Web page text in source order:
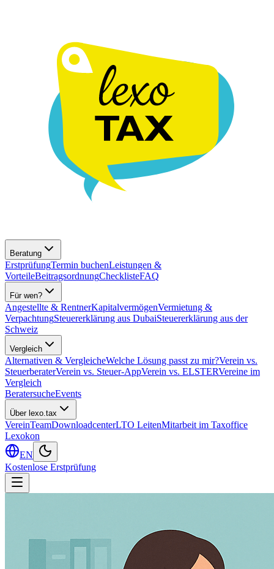
Beratung
ErstprüfungTermin buchenLeistungen &
VorteileBeitragsordnungChecklisteFAQ
Für wen?
Angestellte & RentnerKapitalvermögenVermietung &
VerpachtungSteuererklärung aus DubaiSteuererklärung aus der
Schweiz
Vergleich
Alternativen & VergleicheWelche Lösung passt zu mir?Verein vs.
SteuerberaterVerein vs. Steuer-AppVerein vs. ELSTERVereine im
Vergleich
BeratersucheEvents
Über lexo.tax
VereinTeamDownloadcenterLTO LeitenMitarbeit im Taxoffice
Lexokon
EN
Kostenlose Erstprüfung